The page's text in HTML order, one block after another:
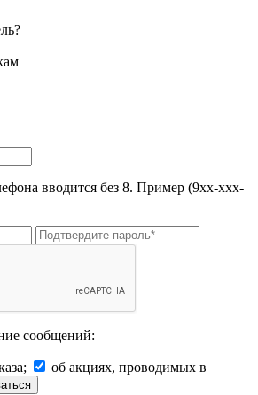
вводится без 8. Пример (9хх-ххх-
сообщений:
об акциях, проводимых в